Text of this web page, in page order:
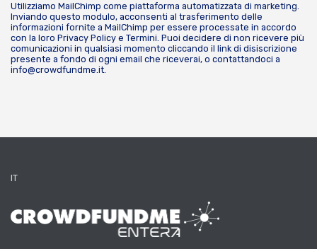
Utilizziamo MailChimp come piattaforma automatizzata di marketing.
Inviando questo modulo, acconsenti al trasferimento delle
informazioni fornite a MailChimp per essere processate in accordo
con la loro Privacy Policy e Termini. Puoi decidere di non ricevere più
comunicazioni in qualsiasi momento cliccando il link di disiscrizione
presente a fondo di ogni email che riceverai, o contattandoci a
info@crowdfundme.it.
IT